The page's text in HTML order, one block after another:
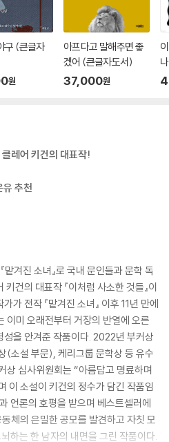
구 (큰글자
원
아프다고 말해주면 좋
겠어 (큰글자도서)
37,000원
레어 키건의 대표작!
추천
겨진 소녀』로 국내 문인들과 문학 독
건의 대표작 『이처럼 사소한 것들』이
가 전작 『맡겨진 소녀』 이후 11년 만에
이미 오래전부터 거장의 반열에 오른
을 안겨준 작품이다. 2022년 부커상
(소설 부문), 케리그룹 문학상 등 유수
상 심사위원회는 “아름답고 명료하며
이 소설이 키건의 정수가 담긴 작품임
언론의 호평을 받으며 베스트셀러에
체의 은밀한 공모를 발견하고 자칫 모
하는 한 남자의 내면을 그린 작품이다.